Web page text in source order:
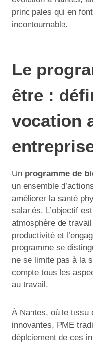
principales qui en
incontournable.
Le
être :
vocation
Un programme de
un ensemble
améliorer la santé
salariés. L’objectif
atmosphère de
productivité et
programme se
ne se limite pas à la
compte tous les
au travail.
À Nantes, où le tissu
innovantes, PME
déploiement de ces